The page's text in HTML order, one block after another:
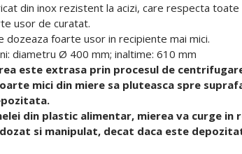
din inox rezistent la acizi, care respecta toate
usor de curatat.
dozeaza foarte usor in recipiente mai mici.
diametru Ø 400 mm; inaltime: 610 mm
este extrasa prin procesul de
mici din miere sa pluteasca spre
din plastic alimentar, mierea va curge in
si manipulat, decat daca este